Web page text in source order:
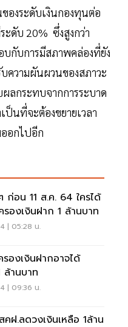
องระดับเงินกองทุนต่อ
ะดับ 20% ซึ่งสูงกว่า
กับการมีสภาพคล่องที่ยัง
ความผันผวนของสภาวะ
ลกระทบจากการระบาด
ป็นที่จะต้องขยายเวลา
ออกไปอีก
น 11 ส.ค. 64 ใครได้
รับการคุ้มครองเงินฝาก 1 ล้านบาท
| 05:28 น.
ล้านบาท
| 09:36 น.
คฝ.ลดวงเงินเหลือ 1ล้าน